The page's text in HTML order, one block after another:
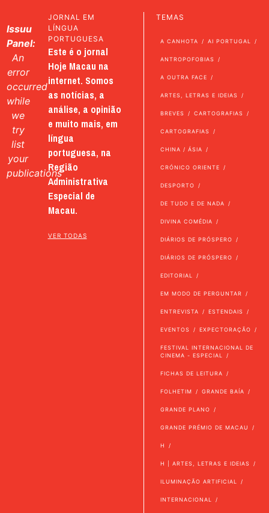
Issuu
Panel:
An
error
occurred
while
we
try
list
your
publications
JORNAL EM
LÍNGUA
PORTUGUESA
Este é o jornal
Hoje Macau na
internet. Somos
as notícias, a
análise, a opinião
e muito mais, em
língua
portuguesa, na
Região
Administrativa
Especial de
Macau.
VER TODAS
TEMAS
A CANHOTA AI PORTUGAL
ANTROPOFOBIAS
A OUTRA FACE
ARTES, LETRAS E IDEIAS
BREVES CARTOGRAFIAS
CARTOGRAFIAS
CHINA / ÁSIA
CRÓNICO ORIENTE
DESPORTO
DE TUDO E DE NADA
DIVINA COMÉDIA
DIÁRIOS DE PRÓSPERO
DIÁRIOS DE PRÓSPERO
EDITORIAL
EM MODO DE PERGUNTAR
ENTREVISTA ESTENDAIS
EVENTOS EXPECTORAÇÃO
FESTIVAL INTERNACIONAL DE
CINEMA - ESPECIAL
FICHAS DE LEITURA
FOLHETIM GRANDE BAÍA
GRANDE PLANO
GRANDE PRÉMIO DE MACAU
H
H | ARTES, LETRAS E IDEIAS
ILUMINAÇÃO ARTIFICIAL
INTERNACIONAL